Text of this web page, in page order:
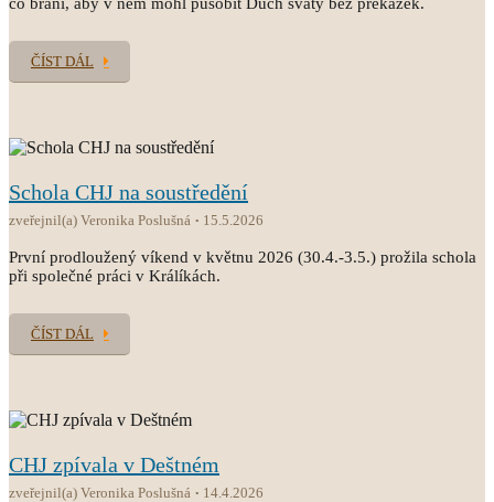
ČÍST DÁL
Schola CHJ na soustředění
zveřejnil(a) Veronika Poslušná 15.5.2026
První prodloužený víkend v květnu 2026 (30.4.-3.5.) prožila schola
při společné práci v Králíkách.
ČÍST DÁL
CHJ zpívala v Deštném
zveřejnil(a) Veronika Poslušná 14.4.2026